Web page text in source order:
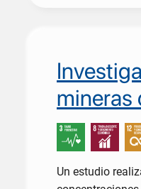
mineras
Un estudio